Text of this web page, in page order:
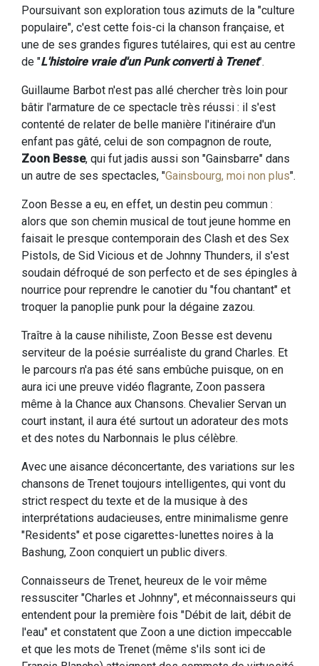
Poursuivant son exploration tous azimuts de la "culture
populaire", c'est cette fois-ci la chanson française, et
une de ses grandes figures tutélaires, qui est au centre
de "L'histoire vraie d'un Punk converti à Trenet".
Guillaume Barbot n'est pas allé chercher très loin pour
bâtir l'armature de ce spectacle très réussi : il s'est
contenté de relater de belle manière l'itinéraire d'un
enfant pas gâté, celui de son compagnon de route,
Zoon Besse, qui fut jadis aussi son "Gainsbarre" dans
un autre de ses spectacles, "Gainsbourg, moi non plus".
Zoon Besse a eu, en effet, un destin peu commun :
alors que son chemin musical de tout jeune homme en
faisait le presque contemporain des Clash et des Sex
Pistols, de Sid Vicious et de Johnny Thunders, il s'est
soudain défroqué de son perfecto et de ses épingles à
nourrice pour reprendre le canotier du "fou chantant" et
troquer la panoplie punk pour la dégaine zazou.
Traître à la cause nihiliste, Zoon Besse est devenu
serviteur de la poésie surréaliste du grand Charles. Et
le parcours n'a pas été sans embûche puisque, on en
aura ici une preuve vidéo flagrante, Zoon passera
même à la Chance aux Chansons. Chevalier Servan un
court instant, il aura été surtout un adorateur des mots
et des notes du Narbonnais le plus célèbre.
Avec une aisance déconcertante, des variations sur les
chansons de Trenet toujours intelligentes, qui vont du
strict respect du texte et de la musique à des
interprétations audacieuses, entre minimalisme genre
"Residents" et pose cigarettes-lunettes noires à la
Bashung, Zoon conquiert un public divers.
Connaisseurs de Trenet, heureux de le voir même
ressusciter "Charles et Johnny", et méconnaisseurs qui
entendent pour la première fois "Débit de lait, débit de
l'eau" et constatent que Zoon a une diction impeccable
et que les mots de Trenet (même s'ils sont ici de